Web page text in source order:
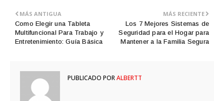
MÁS RECIENTE
Los 7 Mejores Sistemas de
Seguridad para el Hogar para
Mantener a la Familia Segura
MÁS ANTIGUA
Como Elegir una Tableta
Multifuncional Para Trabajo y
Entretenimiento: Guía Básica
PUBLICADO PORALBERTT